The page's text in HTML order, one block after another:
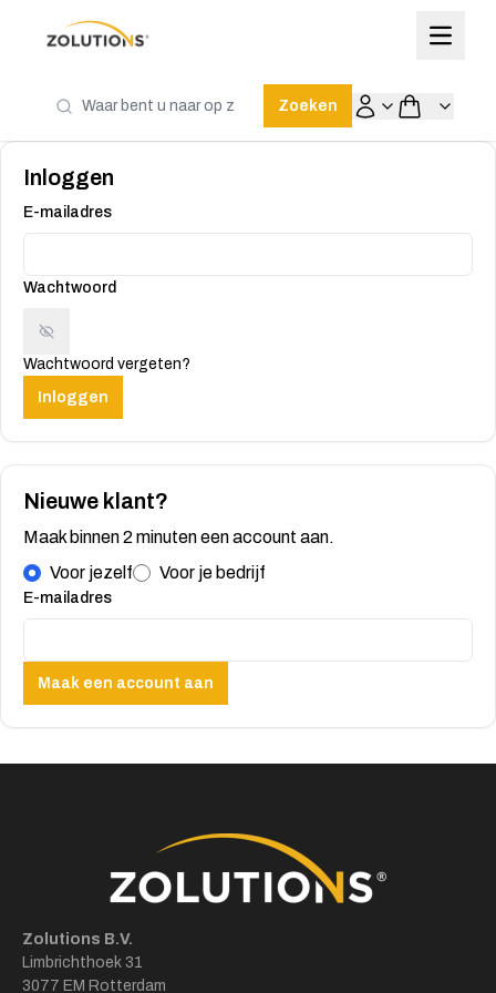
Zoeken
Inloggen
E-mailadres
Wachtwoord
Wachtwoord vergeten?
Inloggen
Nieuwe klant?
Maak binnen 2 minuten een account aan.
Voor jezelf
Voor je bedrijf
E-mailadres
Maak een account aan
Zolutions B.V.
Limbrichthoek 31
3077 EM Rotterdam